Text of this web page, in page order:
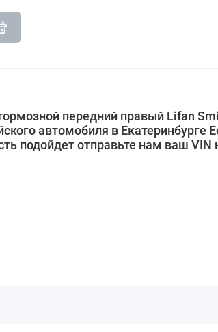
передний правый Lifan
автомобиля в Екатеринбурге
подойдет отправьте нам ваш